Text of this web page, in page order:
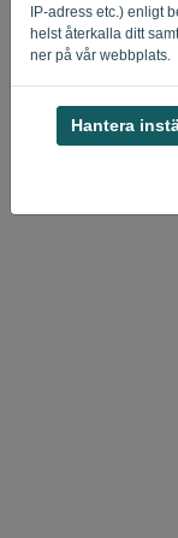
IP-adress etc.) enligt
helst återkalla ditt
ner på vår webbplats.
Hantera
Privacy Policy-